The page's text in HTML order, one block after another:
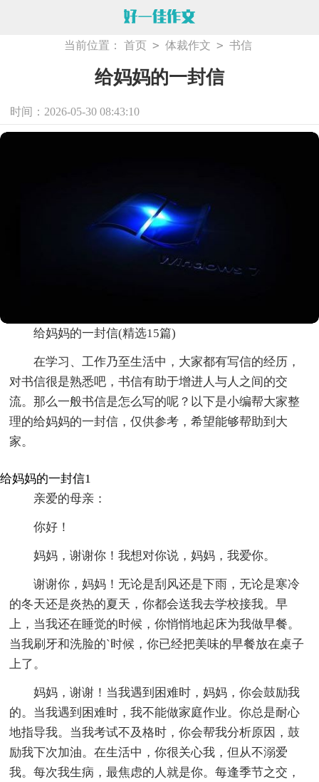
当前位置： 首页 > 体裁作文 > 书信
给妈妈的一封信
时间：2026-05-30 08:43:10
给妈妈的一封信(精选15篇)
在学习、工作乃至生活中，大家都有写信的经历，
对书信很是熟悉吧，书信有助于增进人与人之间的交
流。那么一般书信是怎么写的呢？以下是小编帮大家整
理的给妈妈的一封信，仅供参考，希望能够帮助到大
家。
给妈妈的一封信1
亲爱的母亲：
你好！
妈妈，谢谢你！我想对你说，妈妈，我爱你。
谢谢你，妈妈！无论是刮风还是下雨，无论是寒冷
的冬天还是炎热的夏天，你都会送我去学校接我。早
上，当我还在睡觉的时候，你悄悄地起床为我做早餐。
当我刷牙和洗脸的`时候，你已经把美味的早餐放在桌子
上了。
妈妈，谢谢！当我遇到困难时，妈妈，你会鼓励我
的。当我遇到困难时，我不能做家庭作业。你总是耐心
地指导我。当我考试不及格时，你会帮我分析原因，鼓
励我下次加油。在生活中，你很关心我，但从不溺爱
我。每次我生病，最焦虑的人就是你。每逢季节之交，